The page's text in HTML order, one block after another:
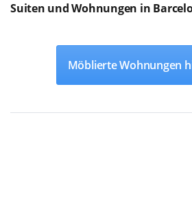
Suiten und Wohnungen in
Möblierte Wohnungen